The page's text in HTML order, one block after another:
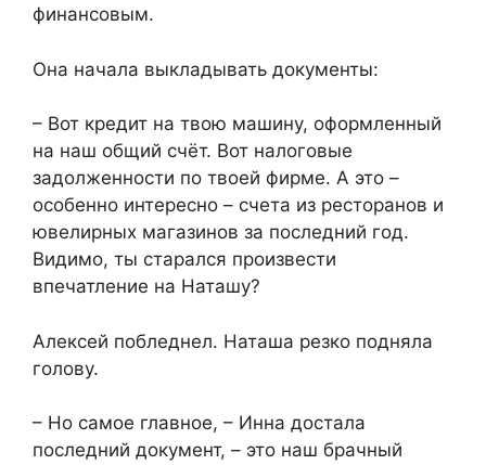
финансовым.
Она начала выкладывать документы:
– Вот кредит на твою машину, оформленный
на наш общий счёт. Вот налоговые
задолженности по твоей фирме. А это –
особенно интересно – счета из ресторанов и
ювелирных магазинов за последний год.
Видимо, ты старался произвести
впечатление на Наташу?
Алексей побледнел. Наташа резко подняла
голову.
– Но самое главное, – Инна достала
последний документ, – это наш брачный